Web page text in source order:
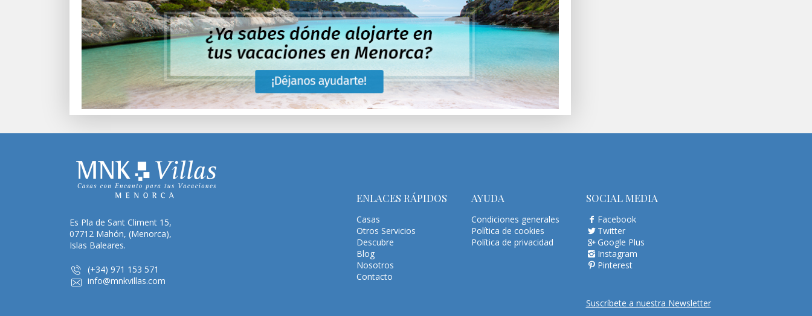
Es Pla de Sant Climent 15,
07712 Mahón, (Menorca),
Islas Baleares.
(+34) 971 153 571
info@mnkvillas.com
ENLACES RÁPIDOS
Casas
Otros Servicios
Descubre
Blog
Nosotros
Contacto
AYUDA
Condiciones generales
Política de cookies
Política de privacidad
SOCIAL MEDIA
Facebook
Twitter
Google Plus
Instagram
Pinterest
Suscríbete a nuestra Newsletter